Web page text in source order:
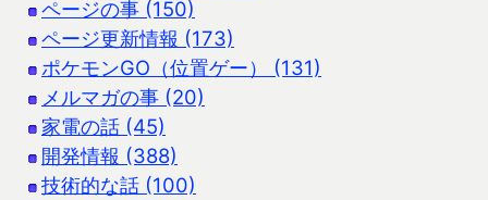
ページの事 (150)
ページ更新情報 (173)
ポケモンGO（位置ゲー） (131)
メルマガの事 (20)
家電の話 (45)
開発情報 (388)
技術的な話 (100)